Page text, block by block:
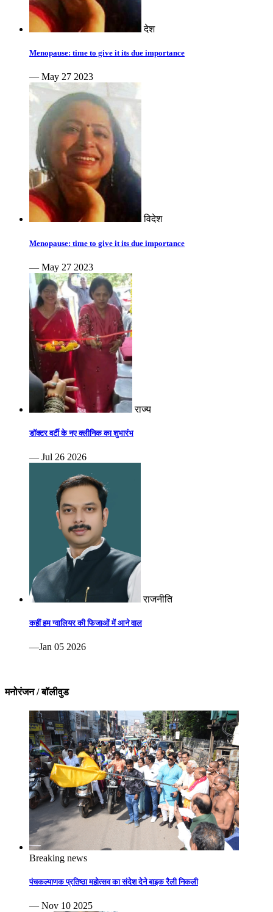
देश
Menopause: time to give it its due importance
— May 27 2023
विदेश
Menopause: time to give it its due importance
— May 27 2023
राज्य
डॉक्टर वर्टी के नए क्लीनिक का शुभारंभ
— Jul 26 2026
राजनीति
कहीं हम ग्वालियर की फिजाओं में आने वाल
—Jan 05 2026
मनोरंजन / बॉलीवुड
Breaking news
पंचकल्याणक प्रतिष्ठा महोत्सव का संदेश देने बाइक रैली निकली
— Nov 10 2025